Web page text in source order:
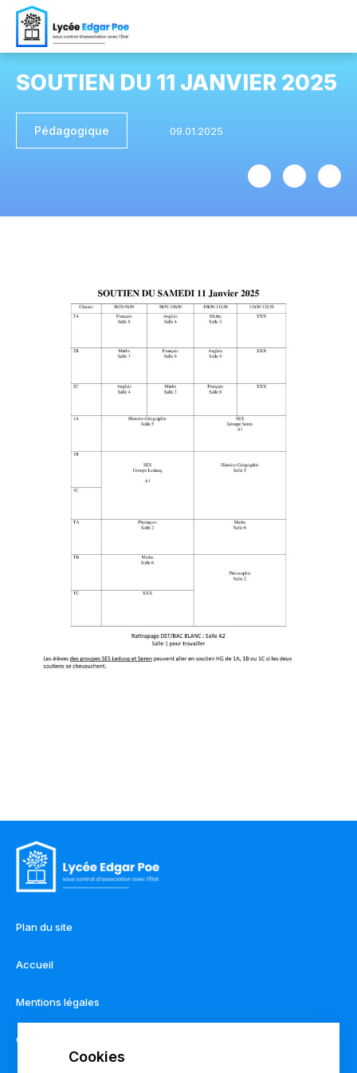
SOUTIEN DU 11 JANVIER 2025
Pédagogique
Plan du site
Accueil
Mentions légales
Contact